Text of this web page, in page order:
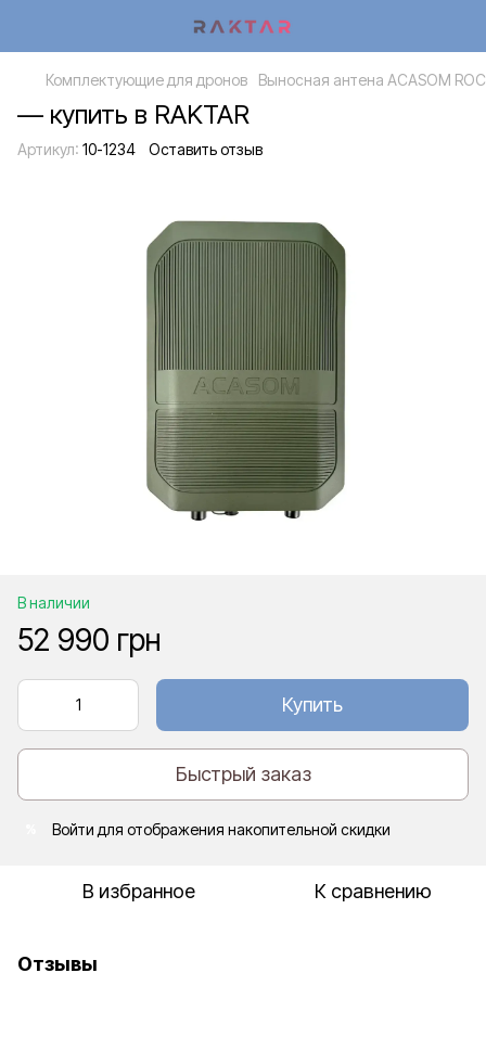
Комплектующие для дронов Выносная антена ACASOM
— купить в RAKTAR
Артикул: 10-1234 Оставить отзыв
В наличии
52 990 грн
Купить
Быстрый заказ
Войти для отображения накопительной скидки
В избранное К сравнению
Отзывы